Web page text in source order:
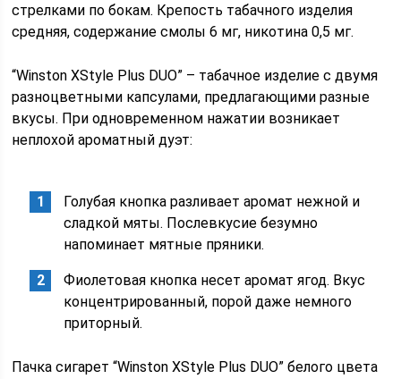
стрелками по бокам. Крепость табачного изделия
средняя, содержание смолы 6 мг, никотина 0,5 мг.
“Winston XStyle Plus DUO” – табачное изделие с двумя
разноцветными капсулами, предлагающими разные
вкусы. При одновременном нажатии возникает
неплохой ароматный дуэт:
Голубая кнопка разливает аромат нежной и
сладкой мяты. Послевкусие безумно
напоминает мятные пряники.
Фиолетовая кнопка несет аромат ягод. Вкус
концентрированный, порой даже немного
приторный.
Пачка сигарет “Winston XStyle Plus DUO” белого цвета